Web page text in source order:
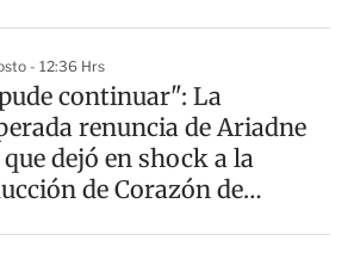
- 12:36 Hrs
continuar": La
renuncia de Ariadne
dejó en shock a la
de Corazón de